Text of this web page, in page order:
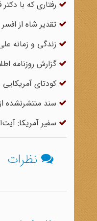
رفتاری که با
تقدیر شاه از افسر
زندگی و زمانه
گزارش روزنامه اطلاعات از وقایع
کودتای
سند منتشرنشده از
سفیر آمریکا:
نظرات